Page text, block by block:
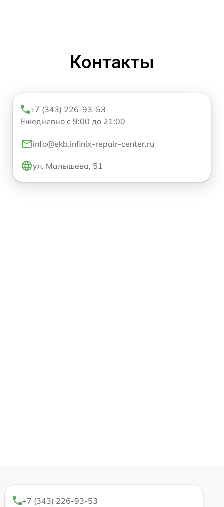
Контакты
+7 (343) 226-93-53
Ежедневно с 9:00 до 21:00
info@ekb.infinix-repair-center.ru
ул. Малышева, 51
+7 (343) 226-93-53